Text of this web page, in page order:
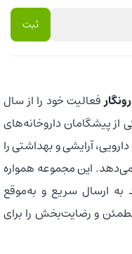
فعالیت خود را از سال
یکی از پیشگامان داروخانه‌های
آرایشی و بهداشتی را
می‌دهد. این مجموعه همواره
ارسال سریع و به‌موقع
و رضایت‌بخش را برای